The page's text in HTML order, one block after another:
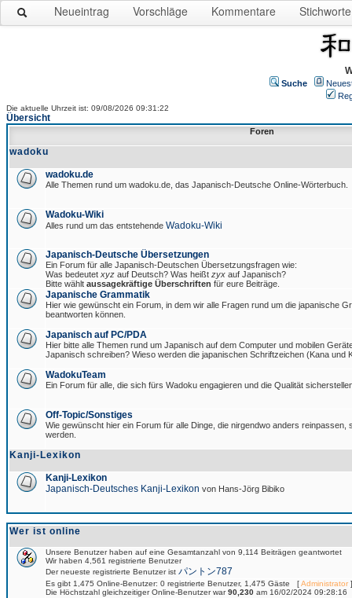
Neueintrag Vorschläge Kommentare Stichworte
Suche
Die aktuelle Uhrzeit ist: 09/08/2026 09:31:22
Übersicht
Foren
wadoku
wadoku.de
Alle Themen rund um wadoku.de, das Japanisch-Deutsche Online-Wörterbuch.
Wadoku-Wiki
Alles rund um das entstehende Wadoku-Wiki
Japanisch-Deutsche Übersetzungen
Ein Forum für alle Japanisch-Deutschen Übersetzungsfragen wie:
Was bedeutet xyz auf Deutsch? Was heißt zyx auf Japanisch?
Bitte wählt aussagekräftige Überschriften für eure Beiträge.
Japanische Grammatik
Hier wie gewünscht ein Forum, in dem wir alle Fragen rund um die japanische
beantworten können.
Japanisch auf PC/PDA
Hier bitte alle Themen rund um Japanisch auf dem Computer und mobilen
Japanisch schreiben? Wieso werden die japanischen Schriftzeichen (Kana und
WadokuTeam
Ein Forum für alle, die sich fürs Wadoku engagieren und die Qualität
Off-Topic/Sonstiges
Wie gewünscht hier ein Forum für alle Dinge, die nirgendwo anders reinpassen,
werden.
Kanji-Lexikon
Kanji-Lexikon
Japanisch-Deutsches Kanji-Lexikon von Hans-Jörg Bibiko
Wer ist online
Unsere Benutzer haben auf eine Gesamtanzahl von 9,114 Beiträgen geantwortet
Wir haben 4,561 registrierte Benutzer
Der neueste registrierte Benutzer ist パントン787
Es gibt 1,475 Online-Benutzer: 0 registrierte Benutzer, 1,475 Gäste [Administrator
Die Höchstzahl gleichzeitiger Online-Benutzer war90,230 am 16/02/2024 09:28:16